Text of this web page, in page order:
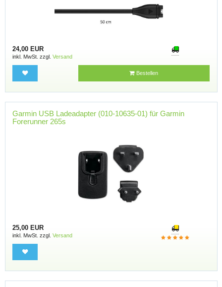
24,00 EUR
inkl. MwSt. zzgl. Versand
Bestellen
Garmin USB Ladeadapter (010-10635-01) für Garmin
Forerunner 265s
25,00 EUR
inkl. MwSt. zzgl. Versand